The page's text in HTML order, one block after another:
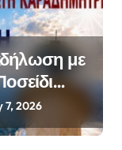
με
7, 2026